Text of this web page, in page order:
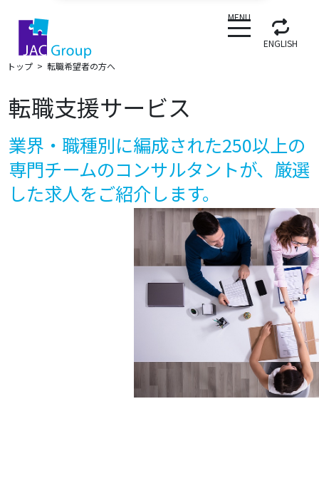
MENU
ENGLISH
トップ
転職希望者の方へ
転職支援サービス
業界・職種別に編成された250以上の
専門チームのコンサルタントが、厳選
した求人をご紹介します。